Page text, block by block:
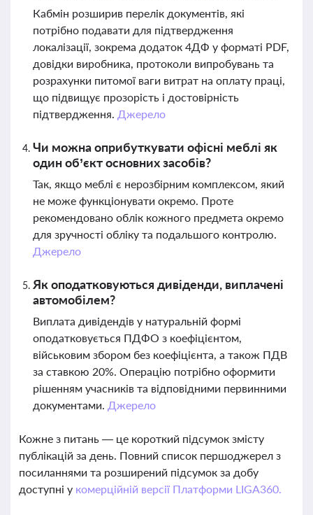
Кабмін розширив перелік документів, які
потрібно подавати для підтвердження
локалізації, зокрема додаток 4ДФ у форматі PDF,
довідки виробника, протоколи випробувань та
розрахунки питомої ваги витрат на оплату праці,
що підвищує прозорість і достовірність
підтвердження. Джерело
Чи можна оприбуткувати офісні меблі як
один об’єкт основних засобів?
Так, якщо меблі є нерозбірним комплексом, який
не може функціонувати окремо. Проте
рекомендовано облік кожного предмета окремо
для зручності обліку та подальшого контролю.
Джерело
Як оподатковуються дивіденди, виплачені
автомобілем?
Виплата дивідендів у натуральній формі
оподатковується ПДФО з коефіцієнтом,
військовим збором без коефіцієнта, а також ПДВ
за ставкою 20%. Операцію потрібно оформити
рішенням учасників та відповідними первинними
документами. Джерело
Кожне з питань — це короткий підсумок змісту
публікацій за день. Повний список першоджерел з
посиланнями та розширений підсумок за добу
доступні у комерційній версії Платформи LIGA360.